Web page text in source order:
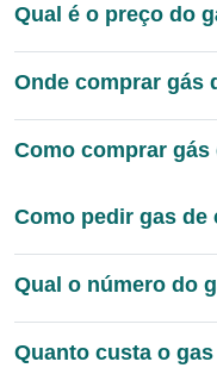
Qual é o preço do
Onde comprar gás
Como comprar
Como pedir gas de
Qual o número do
Quanto custa o